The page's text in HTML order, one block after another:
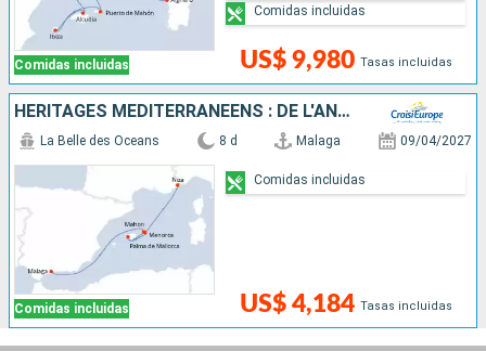
Comidas incluidas US$ 9,980 Tasas incluidas
Comidas incluidas
HÉRITAGES MÉDITERRANÉENS : DE L'ANDALOUSIE AUX BALÉARES - ENTRE JOYAUX MAURESQUES ET ÎLES ENCHANTERESSES
Comidas incluidas
La Belle des Oceans 8 d Malaga 09/04/2027
US$ 4,184 Tasas incluidas
Comidas incluidas